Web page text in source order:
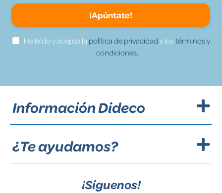
¡Apúntate!
He leído y acepto la política de privacidad y lostérminos y
condiciones.
Información Dideco
¿Te ayudamos?
¡Síguenos!